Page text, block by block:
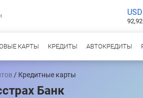
USD
92,92
КАРТЫ КРЕДИТЫ АВТОКРЕДИТЫ
/ Кредитные карты
Банк